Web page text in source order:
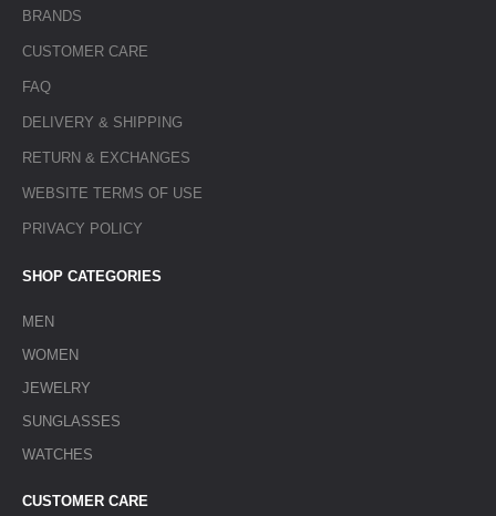
BRANDS
CUSTOMER CARE
FAQ
DELIVERY & SHIPPING
RETURN & EXCHANGES
WEBSITE TERMS OF USE
PRIVACY POLICY
SHOP CATEGORIES
MEN
WOMEN
JEWELRY
SUNGLASSES
WATCHES
CUSTOMER CARE